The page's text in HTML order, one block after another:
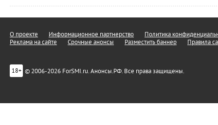
О проекте Информационное партнерство
Политика
Реклама на сайте
Срочные анонсы Разместить баннер Правила
18+ © 2006-2026 ForSMI.ru. Анонсы.РФ. Все права защищены.